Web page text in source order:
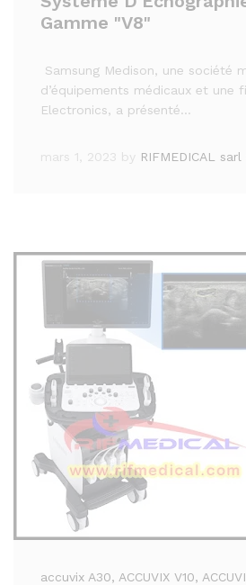
Gamme "V8"
Samsung Medison, une société
d’équipements médicaux et une
Electronics, a présenté…
mars 1, 2023 by RIFMEDICAL
accuvix A30, ACCUVIX V10,